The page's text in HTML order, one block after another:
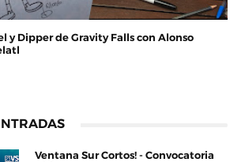
y Dipper de Gravity Falls con Alonso
Ventana Sur Cortos! - Convocatoria